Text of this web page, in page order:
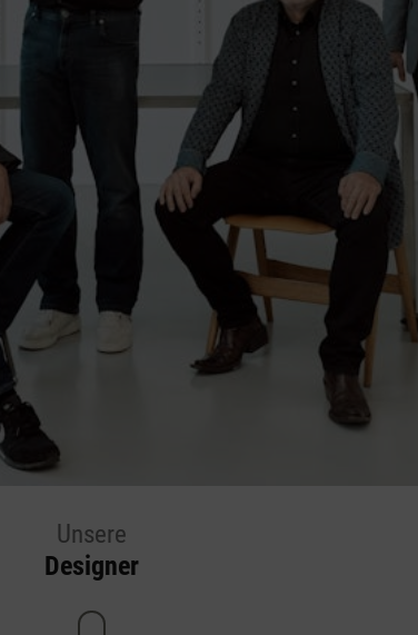
Unsere
Designer